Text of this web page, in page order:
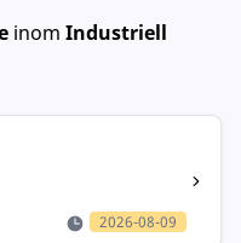
inom Industriell
2026-08-09